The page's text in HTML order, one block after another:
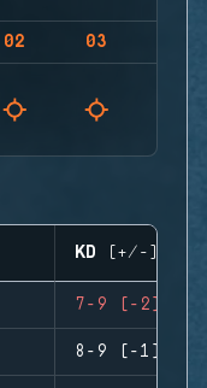
02 03
KD (+/-)
7-9 (-2)
8-9 (-1)